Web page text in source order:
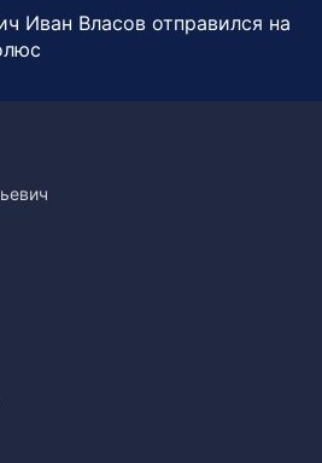
Иван Власов отправился на